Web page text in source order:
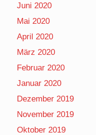
Juni 2020
Mai 2020
April 2020
März 2020
Februar 2020
Januar 2020
Dezember 2019
November 2019
Oktober 2019